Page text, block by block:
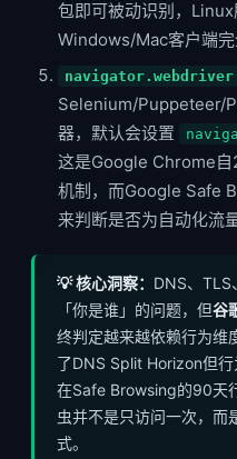
包即可被动识别，
Windows/Mac客户端完
navigator.webdriver
Selenium/Puppeteer/
器，默认会设置
这是Google Chrome自
机制，而Google Safe
来判断是否为自动化流量
💡 核心洞察： DNS、TLS
「你是谁」的问题，但谷
终判定越来越依赖行为维
了DNS Split Horizon但
在Safe Browsing的90
虫并不是只访问一次，而
式。